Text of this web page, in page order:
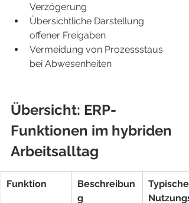
Verzögerung
Übersichtliche Darstellung
offener Freigaben
Vermeidung von Prozessstaus
bei Abwesenheiten
Übersicht: ERP-
Funktionen im hybriden
Arbeitsalltag
Funktion
Beschreibun
g
Typische